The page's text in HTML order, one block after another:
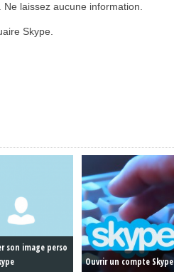
laissez aucune information.
Skype.
son image perso
Ouvrir un compte Skype